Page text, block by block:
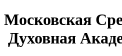
Московская
Духовная